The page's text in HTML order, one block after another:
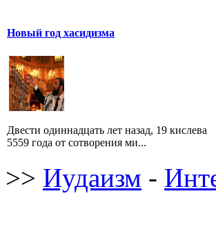
Новый год хасидизма
Двести одиннадцать лет назад, 19 кислева
5559 года от сотворения ми...
>> Иудаизм -